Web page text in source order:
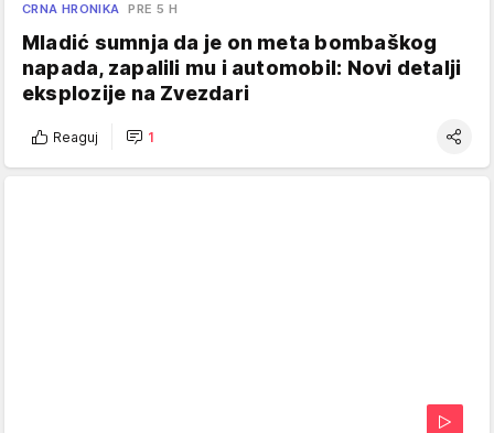
CRNA HRONIKA PRE 5 H
Mladić sumnja da je on meta bombaškog
napada, zapalili mu i automobil: Novi detalji
eksplozije na Zvezdari
Reaguj 1